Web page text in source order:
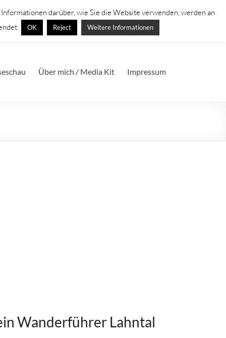
Über mich / Media Kit
Impressum
Wanderführer Lahntal
darüber, wie Sie die Website verwenden, werden an
OK Reject Weitere Informationen